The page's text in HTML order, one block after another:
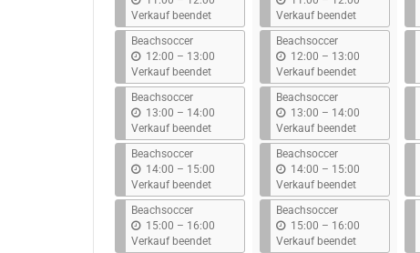
i
s
Verkauf beendet
Beachsoccer
12:00 – b
i
s
13:00
Verkauf beendet
Beachsoccer
13:00 – b
i
s
14:00
Verkauf beendet
Beachsoccer
14:00 – b
i
s
15:00
Verkauf beendet
Beachsoccer
15:00 – b
i
16:00
Verkauf beendet
i
s
Verkauf beendet
Beachsoccer
12:00 – b
i
s
13:00
Verkauf beendet
Beachsoccer
13:00 – b
i
s
14:00
Verkauf beendet
Beachsoccer
14:00 – b
i
s
15:00
Verkauf beendet
Beachsoccer
15:00 – b
i
16:00
Verkauf beendet